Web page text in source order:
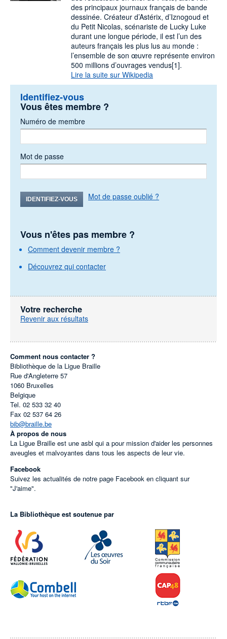
des principaux journaux français de bande
dessinée. Créateur d’Astérix, d’Iznogoud et
du Petit Nicolas, scénariste de Lucky Luke
durant une longue période, il est l’un des
auteurs français les plus lus au monde :
l’ensemble de son œuvre représente environ
500 millions d’ouvrages vendus[1].
Lire la suite sur Wikipedia
Identifiez-vous
Vous êtes membre ?
Numéro de membre
Mot de passe
IDENTIFIEZ-VOUS Mot de passe oublié ?
Vous n'êtes pas membre ?
Comment devenir membre ?
Découvrez qui contacter
Votre recherche
Revenir aux résultats
Comment nous contacter ?
Bibliothèque de la Ligue Braille
Rue d'Angleterre 57
1060 Bruxelles
Belgique
Tel. 02 533 32 40
Fax 02 537 64 26
bib@braille.be
À propos de nous
La Ligue Braille est une asbl qui a pour mission d'aider les personnes
aveugles et malvoyantes dans tous les aspects de leur vie.
Facebook
Suivez les actualités de notre page Facebook en cliquant sur
"J'aime".
La Bibliothèque est soutenue par